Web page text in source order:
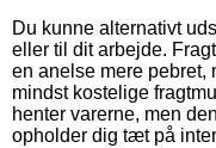
Du kunne alternativt
eller til dit arbejde.
en anelse mere pebret,
mindst kostelige
henter varerne, men
opholder dig tæt på